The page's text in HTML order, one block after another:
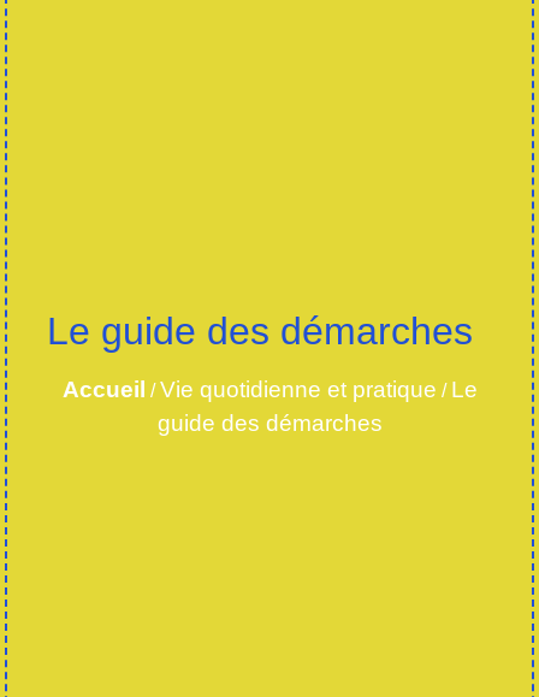
Le guide des démarches
Accueil /Vie quotidienne et pratique / Le
guide des démarches